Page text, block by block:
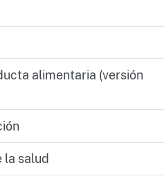
alimentaria (versión
la salud